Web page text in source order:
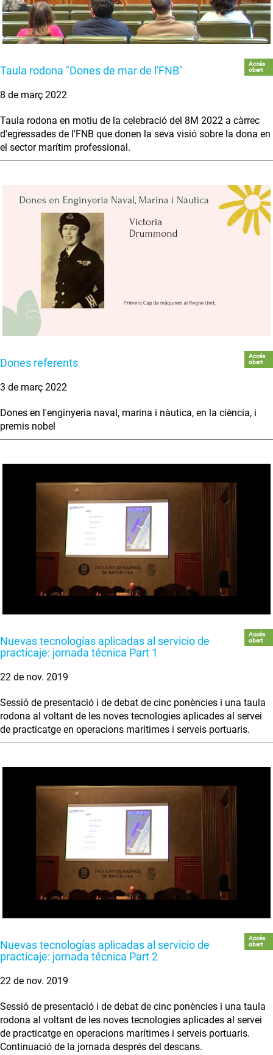
Taula rodona "Dones de mar de l'FNB"
Accés
obert
8 de març 2022
Taula rodona en motiu de la celebració del 8M 2022 a càrrec
d'egressades de l'FNB que donen la seva visió sobre la dona en
el sector marítim professional.
Dones referents
Accés
obert
3 de març 2022
Dones en l'enginyeria naval, marina i nàutica, en la ciència, i
premis nobel
Nuevas tecnologías aplicadas al servicio de
practicaje: jornada técnica Part 1
Accés
obert
22 de nov. 2019
Sessió de presentació i de debat de cinc ponències i una taula
rodona al voltant de les noves tecnologies aplicades al servei
de practicatge en operacions marítimes i serveis portuaris.
Nuevas tecnologías aplicadas al servicio de
practicaje: jornada técnica Part 2
Accés
obert
22 de nov. 2019
Sessió de presentació i de debat de cinc ponències i una taula
rodona al voltant de les noves tecnologies aplicades al servei
de practicatge en operacions marítimes i serveis portuaris.
Continuació de la jornada després del descans.